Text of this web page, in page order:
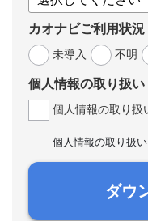
カオナビご利用状況
未導入
不明
個人情報の取り扱い
個人情報の取り扱
個人情報の取り扱い
ダウ